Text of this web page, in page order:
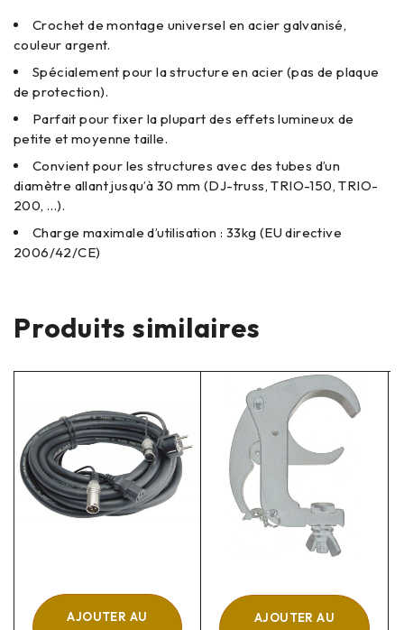
Crochet de montage universel en acier galvanisé,
couleur argent.
Spécialement pour la structure en acier (pas de plaque
de protection).
Parfait pour fixer la plupart des effets lumineux de
petite et moyenne taille.
Convient pour les structures avec des tubes d’un
diamètre allant jusqu’à 30 mm (DJ-truss, TRIO-150, TRIO-
200, …).
Charge maximale d’utilisation : 33kg (EU directive
2006/42/CE)
Produits similaires
AJOUTER AU
AJOUTER AU